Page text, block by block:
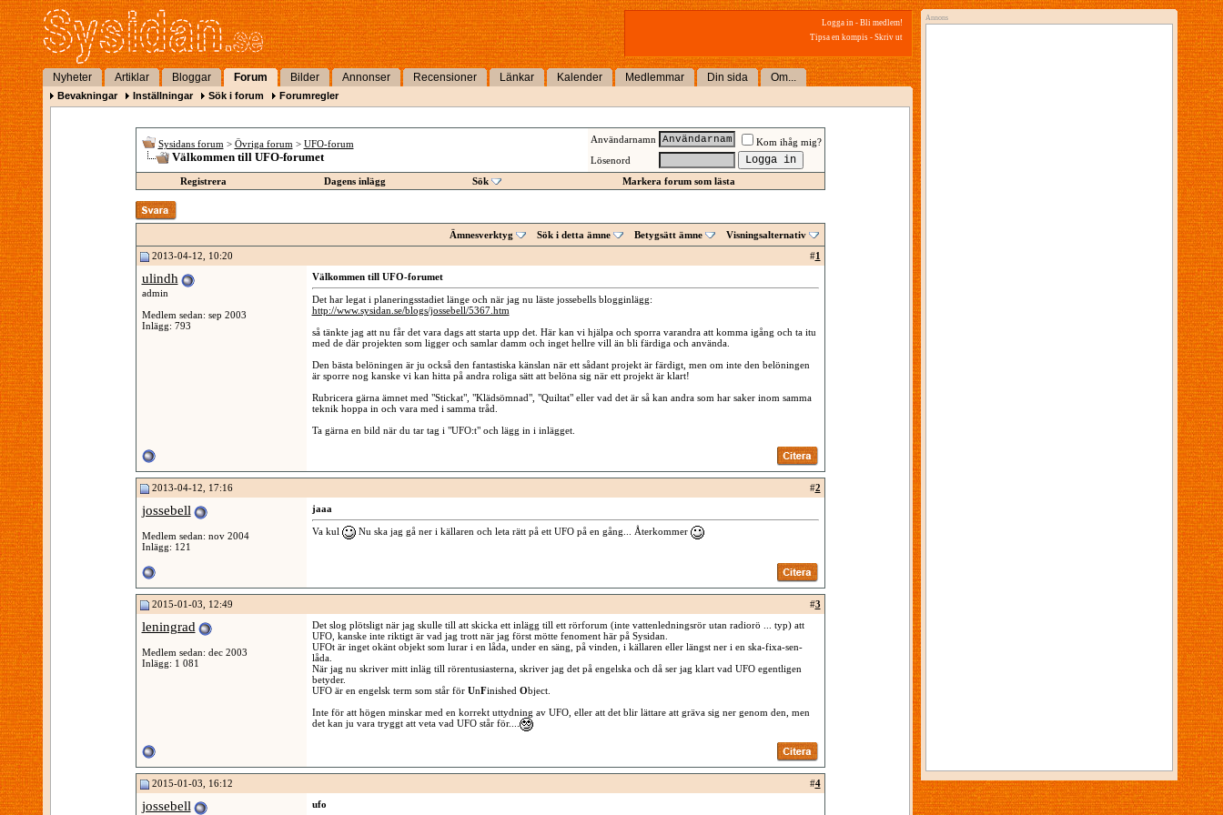
Logga in - Bli medlem!
Tipsa en kompis - Skriv ut
Nyheter Artiklar Bloggar Forum Bilder Annonser Recensioner Länkar Kalender Medlemmar Din sida Om...
Bevakningar Inställningar Sök i forum Forumregler
Sysidans forum > Övriga forum > UFO-forum
Välkommen till UFO-forumet
Användarnamn
Kom ihåg mig?
Lösenord
Registrera
Dagens inlägg Sök Markera forum som lästa
Ämnesverktyg Sök i detta ämne Betygsätt ämne
Visningsalternativ
2013-04-12, 10:20
#1
ulindh
admin
Medlem sedan: sep 2003
Inlägg: 793
Välkommen till UFO-forumet
Det har legat i planeringsstadiet länge och när jag nu läste jossebells blogginlägg:
http://www.sysidan.se/blogs/jossebell/5367.htm
så tänkte jag att nu får det vara dags att starta upp det. Här kan vi hjälpa och sporra varandra att komma igång och ta itu
med de där projekten som ligger och samlar damm och inget hellre vill än bli färdiga och använda.
Den bästa belöningen är ju också den fantastiska känslan när ett sådant projekt är färdigt, men om inte den belöningen
är sporre nog kanske vi kan hitta på andra roliga sätt att belöna sig när ett projekt är klart!
Rubricera gärna ämnet med "Stickat", "Klädsömnad", "Quiltat" eller vad det är så kan andra som har saker inom samma
teknik hoppa in och vara med i samma tråd.
Ta gärna en bild när du tar tag i "UFO:t" och lägg in i inlägget.
2013-04-12, 17:16 #2
jossebell
Medlem sedan: nov 2004
Inlägg: 121
jaaa
Va kul Nu ska jag gå ner i källaren och leta rätt på ett UFO på en gång... Återkommer
2015-01-03, 12:49 #3
leningrad
Medlem sedan: dec 2003
Inlägg: 1 081
Det slog plötsligt när jag skulle till att skicka ett inlägg till ett rörforum (inte vattenledningsrör utan radiorö ... typ) att
UFO, kanske inte riktigt är vad jag trott när jag först mötte fenoment här på Sysidan.
UFOt är inget okänt objekt som lurar i en låda, under en säng, på vinden, i källaren eller längst ner i en ska-fixa-sen-
låda.
När jag nu skriver mitt inläg till rörentusiasterna, skriver jag det på engelska och då ser jag klart vad UFO egentligen
betyder.
UFO är en engelsk term som står för UnFinished Object.
Inte för att högen minskar med en korrekt uttydning av UFO, eller att det blir lättare att gräva sig ner genom den, men
det kan ju vara tryggt att veta vad UFO står för....
2015-01-03, 16:12 #4
jossebell ufo
Annons